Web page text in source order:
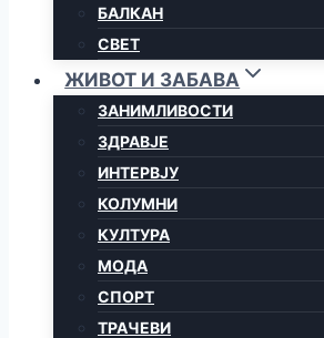
БАЛКАН
СВЕТ
ЖИВОТ И ЗАБАВА
ЗАНИМЛИВОСТИ
ЗДРАВЈЕ
ИНТЕРВЈУ
КОЛУМНИ
КУЛТУРА
МОДА
СПОРТ
ТРАЧЕВИ